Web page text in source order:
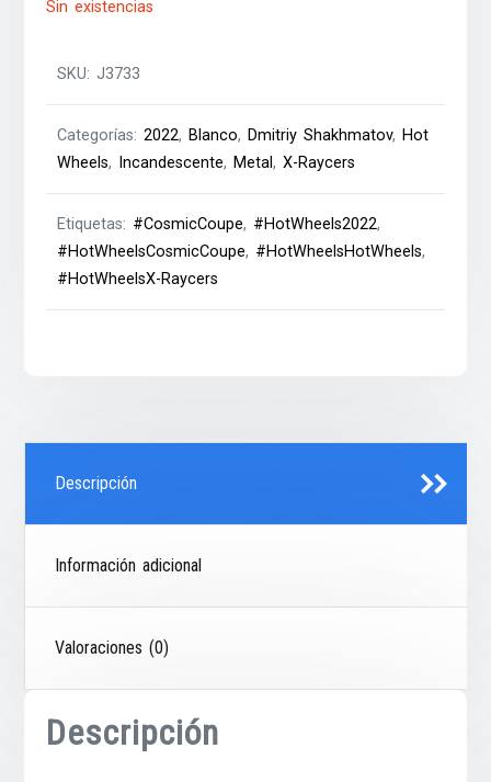
Sin existencias
SKU:J3733
Categorías:2022, Blanco, Dmitriy Shakhmatov, Hot
Wheels, Incandescente, Metal,X-Raycers
Etiquetas: #CosmicCoupe, #HotWheels2022,
#HotWheelsCosmicCoupe, #HotWheelsHotWheels,
#HotWheelsX-Raycers
Descripción
Información adicional
Valoraciones (0)
Descripción